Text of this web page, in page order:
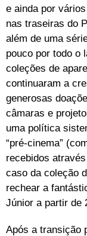
e ainda por
nas traseiras do
além de uma
pouco por todo o
coleções de
continuaram a
generosas
câmaras e
uma política
“pré-cinema”
recebidos
caso da coleção
rechear a
Júnior a partir de
Após a transição